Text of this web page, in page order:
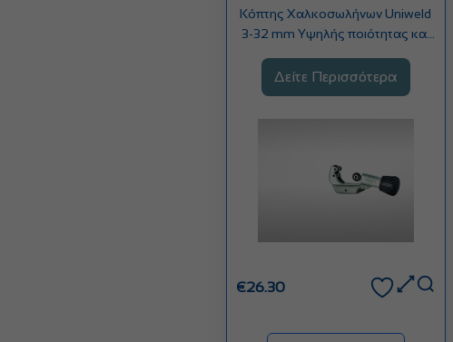
Uniweld 3-32 mm
Κόπτης Χαλκοσωλήνων Uniweld
3-32 mm Υψηλής ποιότητας και
Δείτε Περισσότερα
€26.30